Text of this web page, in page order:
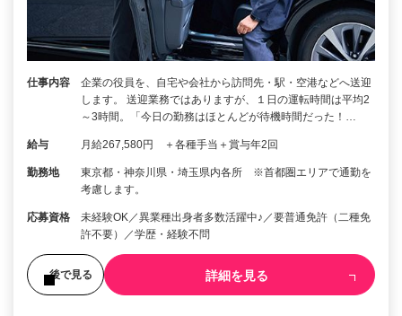
仕事内容
企業の役員を、自宅や会社から訪問先・駅・空港などへ送迎
します。 送迎業務ではありますが、１日の運転時間は平均2
～3時間。「今日の勤務はほとんどが待機時間だった！…
給与 月給267,580円 ＋各種手当＋賞与年2回
勤務地
東京都・神奈川県・埼玉県内各所 ※首都圏エリアで通勤を
考慮します。
応募資格
未経験OK／異業種出身者多数活躍中♪／要普通免許（二種免
許不要）／学歴・経験不問
後で見る 詳細を見る